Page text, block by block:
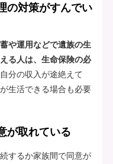
の対策がすんでい
や運用などで遺族の生
る人は、生命保険の必
分の収入が途絶えて
生活できる場合も必要
が取れている
するか家族間で同意が